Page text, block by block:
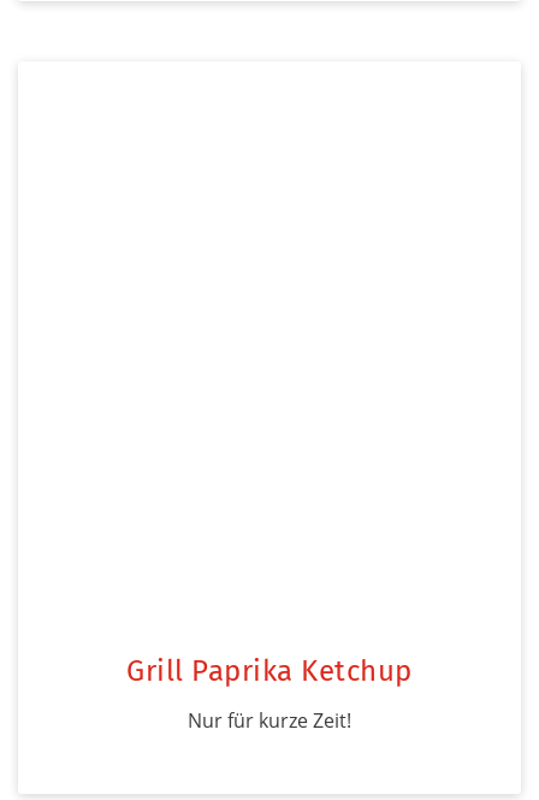
Grill Paprika Ketchup
Nur für kurze Zeit!